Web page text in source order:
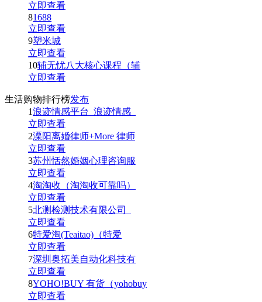
立即查看
81688
立即查看
9塑米城
立即查看
10辅无忧八大核心课程（辅
立即查看
生活购物排行榜发布
1浪迹情感平台_浪迹情感_
立即查看
2溧阳离婚律师+More 律师
立即查看
3苏州恬然婚姻心理咨询服
立即查看
4淘淘收（淘淘收可靠吗）
立即查看
5北测检测技术有限公司_
立即查看
6特爱淘(Teaitao)（特爱
立即查看
7深圳奥拓美自动化科技有
立即查看
8YOHO!BUY 有货（yohobuy
立即查看